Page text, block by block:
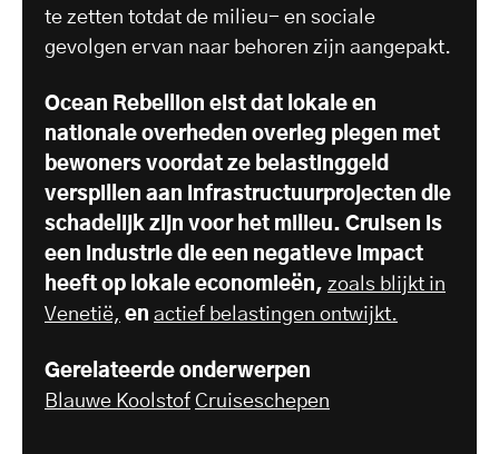
te zetten totdat de milieu- en sociale
gevolgen ervan naar behoren zijn aangepakt.
Ocean Rebellion eist dat lokale en
nationale overheden overleg plegen met
bewoners voordat ze belastinggeld
verspillen aan infrastructuurprojecten die
schadelijk zijn voor het milieu. Cruisen is
een industrie die een negatieve impact
heeft op lokale economieën, zoals blijkt in
Venetië, en actief belastingen ontwijkt.
Gerelateerde onderwerpen
Blauwe Koolstof Cruiseschepen